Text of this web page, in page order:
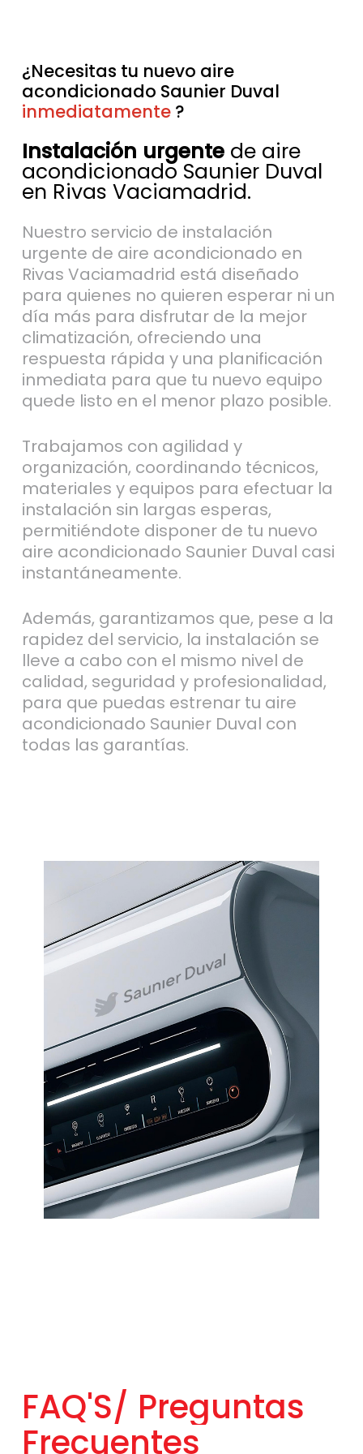
¿Necesitas tu nuevo aire
acondicionado Saunier Duval
inmediatamente
sin esperas?
Instalación urgentede aire
acondicionado Saunier Duval
en Rivas Vaciamadrid.
Nuestro servicio de instalación
urgente de aire acondicionado en
Rivas Vaciamadrid está diseñado
para quienes no quieren esperar ni un
día más para disfrutar de la mejor
climatización, ofreciendo una
respuesta rápida y una planificación
inmediata para que tu nuevo equipo
quede listo en el menor plazo posible.
Trabajamos con agilidad y
organización, coordinando técnicos,
materiales y equipos para efectuar la
instalación sin largas esperas,
permitiéndote disponer de tu nuevo
aire acondicionado Saunier Duval casi
instantáneamente.
Además, garantizamos que, pese a la
rapidez del servicio, la instalación se
lleve a cabo con el mismo nivel de
calidad, seguridad y profesionalidad,
para que puedas estrenar tu aire
acondicionado Saunier Duval con
todas las garantías.
FAQ'S/ Preguntas
Frecuentes